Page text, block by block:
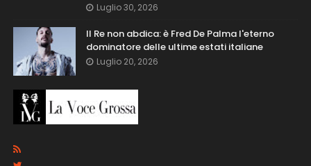
Luglio 30, 2026
Il Re non abdica: è Fred De Palma l'eterno
dominatore delle ultime estati italiane
Luglio 20, 2026